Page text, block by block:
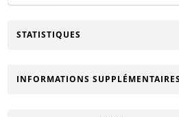
CHANGER
STATISTIQUES
CHANGER
INFORMATIONS SUPPLÉMENTAIRES